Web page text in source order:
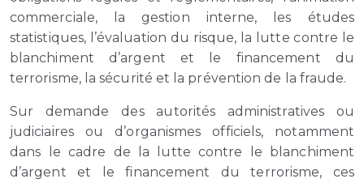
commerciale, la gestion interne, les études
statistiques, l’évaluation du risque, la lutte contre le
blanchiment d’argent et le financement du
terrorisme, la sécurité et la prévention de la fraude.
Sur demande des autorités administratives ou
judiciaires ou d’organismes officiels, notamment
dans le cadre de la lutte contre le blanchiment
d’argent et le financement du terrorisme, ces